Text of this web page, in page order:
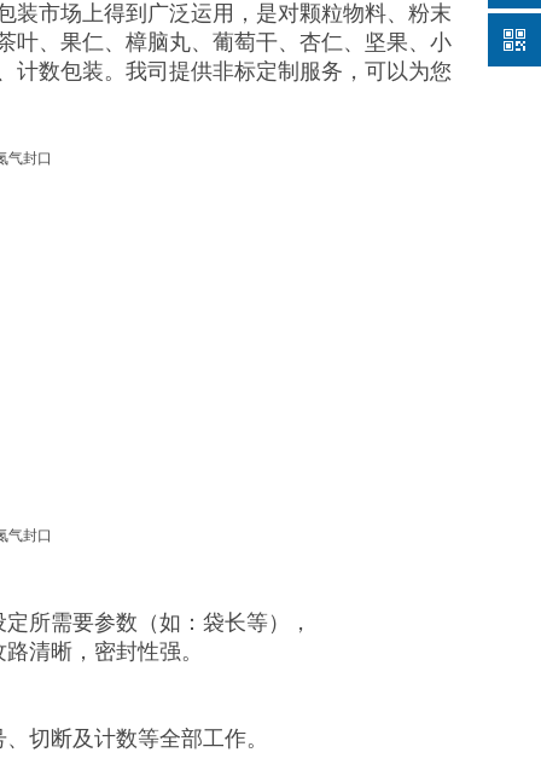
装市场上得到广泛运用，是对颗粒物料、粉末
叶、果仁、樟脑丸、葡萄干、杏仁、坚果、小
计数包装。我司提供非标定制服务，可以为您
所需要参数（如：袋长等），
清晰，密封性强。
切断及计数等全部工作。